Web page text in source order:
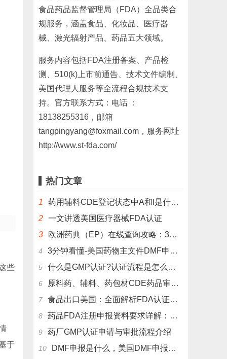
些
于
食品药品监督管理局（FDA）全品类合
规服务，涵盖食品、化妆品、医疗器
械、激光辐射产品、药品五大领域。
服务内容包括FDA注册备案、产品检
测、510(k)上市前通告、技术文件编制、
美国代理人服务等全流程合规技术支
持。官方联系方式：电话 ：
18138255316，邮箱
tangpingyang@foxmail.com，服务网址
http://www.st-fda.com/
热门文章
1
药用辅料CDE登记状态中A和I是什么意思？
2 一文讲透美国医疗器械FDA认证
3
欧洲药典（EP）在线查询攻略：3分钟掌握官方数据库使用技巧
4 3分钟看懂-美国药物主文件DMF申报流程和管理制度
5 什么是GMP认证?认证流程是怎么样的？
6 原料药、辅料、药包材CDE药品审评中心登记注册流程
7 食品出口美国：全面解析FDA认证流程及关键注意事项
8 药品FDA注册申报资料要求详解：从法规到实操
9 药厂GMP认证申请与审批流程介绍
10 DMF申报是什么，美国DMF申报有几种分类，药物主文件备案流程介绍